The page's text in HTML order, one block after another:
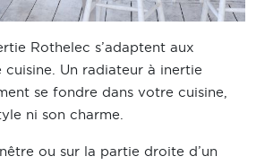
Rothelec s’adaptent aux
Un radiateur à inertie
se fondre dans votre cuisine,
ni son charme.
ou sur la partie droite d’un